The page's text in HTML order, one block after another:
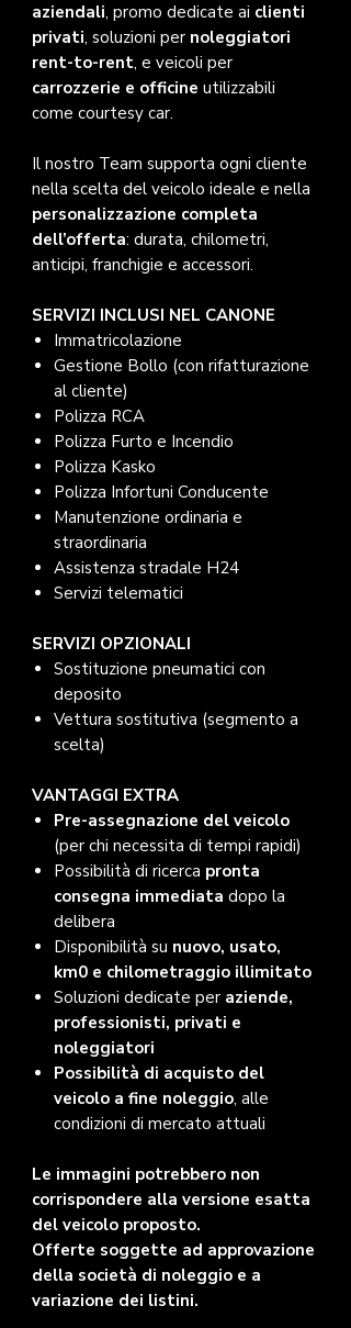
aziendali, promo dedicate ai clienti
privati, soluzioni per noleggiatori
rent-to-rent, e veicoli per
carrozzerie e officine utilizzabili
come courtesy car.
Il nostro Team supporta ogni cliente
nella scelta del veicolo ideale e nella
personalizzazione completa
dell’offerta: durata, chilometri,
anticipi, franchigie e accessori.
SERVIZI INCLUSI NEL CANONE
Immatricolazione
Gestione Bollo (con rifatturazione
al cliente)
Polizza RCA
Polizza Furto e Incendio
Polizza Kasko
Polizza Infortuni Conducente
Manutenzione ordinaria e
straordinaria
Assistenza stradale H24
Servizi telematici
SERVIZI OPZIONALI
Sostituzione pneumatici con
deposito
Vettura sostitutiva (segmento a
scelta)
VANTAGGI EXTRA
Pre-assegnazione del veicolo
(per chi necessita di tempi rapidi)
Possibilità di ricerca pronta
consegna immediata dopo la
delibera
Disponibilità su nuovo, usato,
km0 e chilometraggio illimitato
Soluzioni dedicate per aziende,
professionisti, privati e
noleggiatori
Possibilità di acquisto del
veicolo a fine noleggio, alle
condizioni di mercato attuali
Le immagini potrebbero non
corrispondere alla versione esatta
del veicolo proposto.
Offerte soggette ad approvazione
della società di noleggio e a
variazione dei listini.